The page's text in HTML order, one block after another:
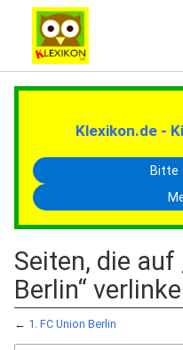
Klexikon.de -
Bitte
Seiten, die auf
Berlin“
← 1. FC Union Berlin